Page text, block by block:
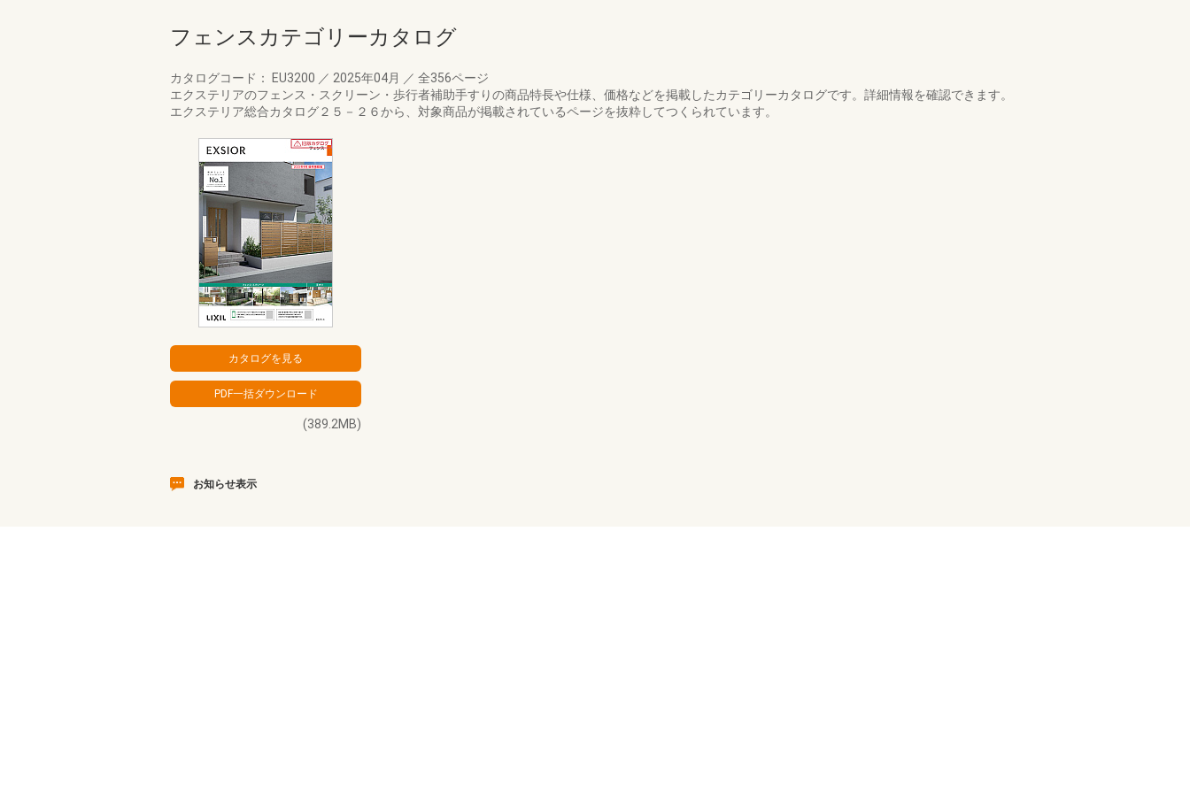
フェンスカテゴリーカタログ
カタログコード： EU3200 ／ 2025年04月 ／ 全356ページ
エクステリアのフェンス・スクリーン・歩行者補助手すりの商品特長や仕様、価格などを掲載したカテゴリーカタログです。詳細情報を確認できます。
エクステリア総合カタログ２５－２６から、対象商品が掲載されているページを抜粋してつくられています。
(389.2MB)
お知らせ表示